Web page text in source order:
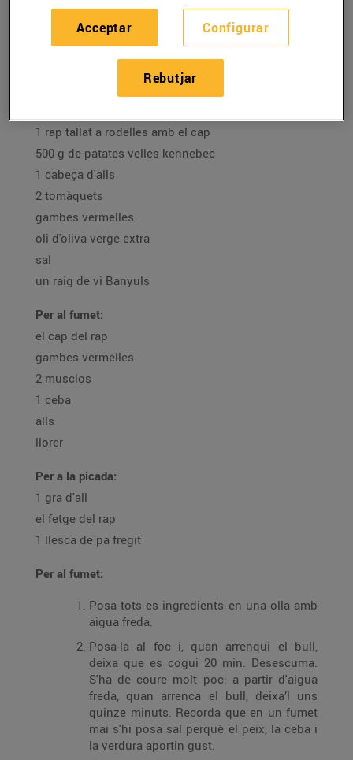
Suquet de rap i gambes
08/de novembre/2021
1 rap tallat a rodelles amb el cap
500 g de patates velles kennebec
1 cabeça d'alls
2 tomàquets
gambes vermelles
oli d'oliva verge extra
sal
un raig de vi Banyuls
Per al fumet:
el cap del rap
gambes vermelles
2 musclos
1 ceba
alls
llorer
Per a la picada:
1 gra d'all
el fetge del rap
1 llesca de pa fregit
Per al fumet:
Posa tots es ingredients en una olla amb
aigua freda.
Posa-la al foc i, quan arrenqui el bull,
deixa que es cogui 20 min. Desescuma.
S'ha de coure molt poc: a partir d'aigua
freda, quan arrenca el bull, deixa’l uns
quinze minuts. Recorda que en un fumet
mai s'hi posa sal perquè el peix, la ceba i
la verdura aportin gust.
Configurar
Rebutjar
Acceptar